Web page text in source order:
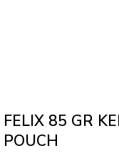
FELIX 85 GR
POUCH